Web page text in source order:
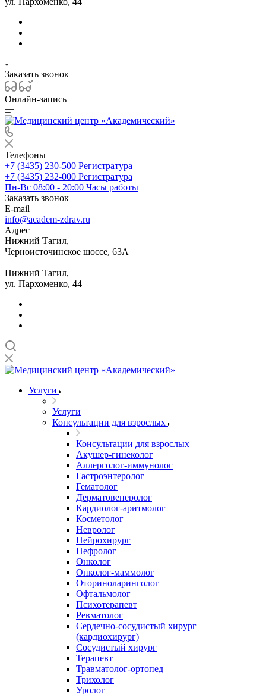
Заказать звонок
Онлайн-запись
Телефоны
+7 (3435) 230-500 Регистратура
+7 (3435) 232-000 Регистратура
Пн-Вс 08:00 - 20:00 Часы работы
Заказать звонок
E-mail
info@academ-zdrav.ru
Адрес
Нижний Тагил,
Черноисточинское шоссе, 63А
Нижний Тагил,
ул. Пархоменко, 44
Услуги
Услуги
Консультации для взрослых
Консультации для взрослых
Акушер-гинеколог
Аллерголог-иммунолог
Гастроэнтеролог
Гематолог
Дерматовенеролог
Кардиолог-аритмолог
Косметолог
Невролог
Нейрохирург
Нефролог
Онколог
Онколог-маммолог
Оториноларинголог
Офтальмолог
Психотерапевт
Ревматолог
Сердечно-сосудистый хирург
(кардиохирург)
Сосудистый хирург
Терапевт
Травматолог-ортопед
Трихолог
Уролог